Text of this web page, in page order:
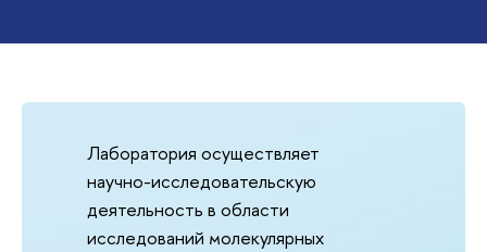
Лаборатория осуществляет
научно-исследовательскую
деятельность в области
исследований молекулярных